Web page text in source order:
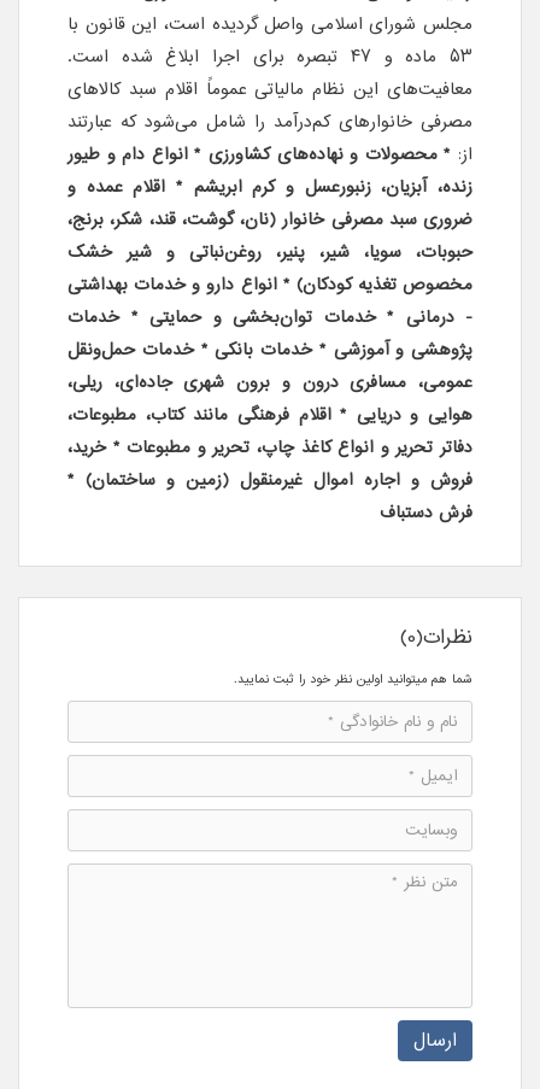
مجلس شورای اسلامی واصل گردیده است، این قانون با
۵۳ ماده و ۴۷ تبصره برای اجرا ابلاغ شده است.
معافیت‌های این نظام مالیاتی عموماً اقلام سبد کالاهای
مصرفی خانوارهای کم‌درآمد را شامل می‌شود که عبارتند
از: * محصولات و نهاده‌های کشاورزی * انواع دام و طیور
زنده، آبزیان، زنبور‌عسل و کرم ابریشم * اقلام عمده و
ضروری سبد مصرفی خانوار (نان، گوشت، قند، شکر، برنج،
حبوبات، سویا، شیر، پنیر، روغن‌نباتی و شیر خشک
مخصوص تغذیه کودکان) * انواع دارو و خدمات بهداشتی
- درمانی * خدمات توان‌بخشی و حمایتی * خدمات
پژوهشی و آموزشی * خدمات بانکی * خدمات حمل‌ونقل
عمومی، مسافری درون و برون شهری جاده‌ای، ریلی،
هوایی و دریایی * اقلام فرهنگی مانند کتاب، مطبوعات،
دفاتر تحریر و انواع کاغذ چاپ، تحریر و مطبوعات * خرید،
فروش و اجاره اموال غیرمنقول (زمین و ساختمان) *
فرش دستباف
نظرات(0)
شما هم میتوانید اولین نظر خود را ثبت نمایید.
ارسال